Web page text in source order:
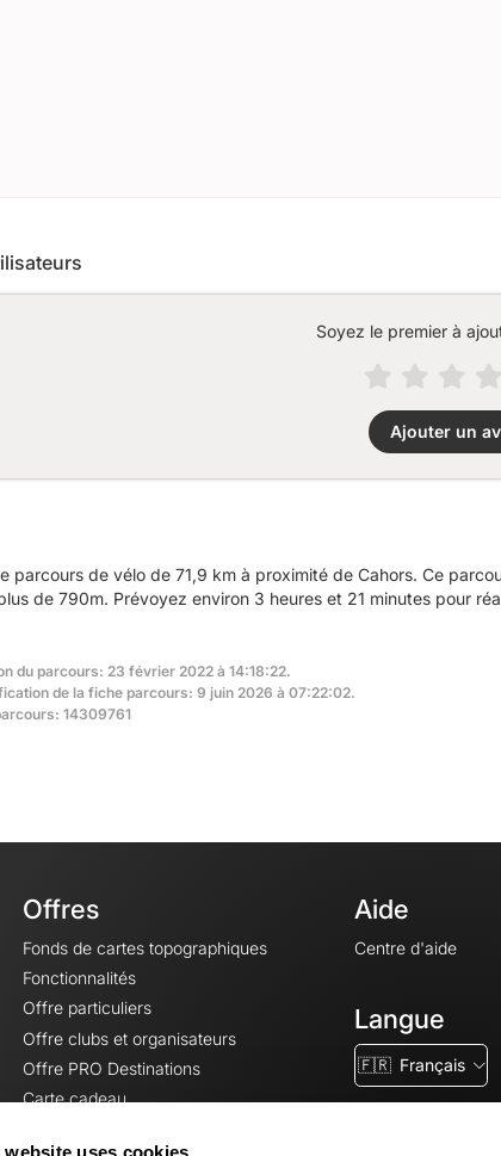
website uses cookies
Soyez le premier à
Ajouter un
parcours de vélo de 71,9 km à proximité de Cahors. Ce
de 790m. Prévoyez environ 3 heures et 21 minutes pour
du parcours: 23 février 2022 à 14:18:22.
de la fiche parcours: 9 juin 2026 à 07:22:02.
14309761
Offres
Fonds de cartes topographiques
Fonctionnalités
Offre particuliers
Offre clubs et organisateurs
Offre PRO Destinations
Carte cadeau
Aide
Centre d'aide
Langue
🇫🇷 Français